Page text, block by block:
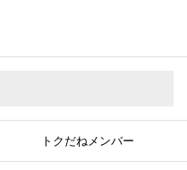
トクだねメンバー